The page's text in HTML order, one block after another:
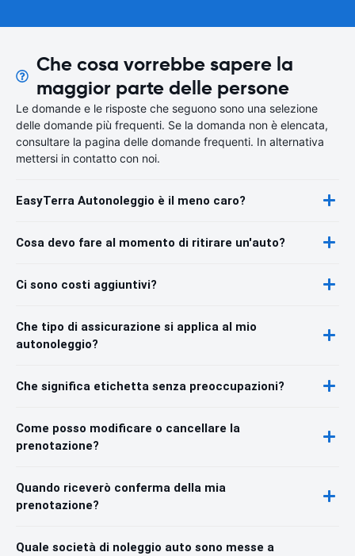
Che cosa vorrebbe sapere la
maggior parte delle persone
Le domande e le risposte che seguono sono una selezione
delle domande più frequenti. Se la domanda non è elencata,
consultare la pagina delle domande frequenti. In alternativa
mettersi in contatto con noi.
EasyTerra Autonoleggio è il meno caro?
Cosa devo fare al momento di ritirare un'auto?
Ci sono costi aggiuntivi?
Che tipo di assicurazione si applica al mio
autonoleggio?
Che significa etichetta senza preoccupazioni?
Come posso modificare o cancellare la
prenotazione?
Quando riceverò conferma della mia
prenotazione?
Quale società di noleggio auto sono messe a